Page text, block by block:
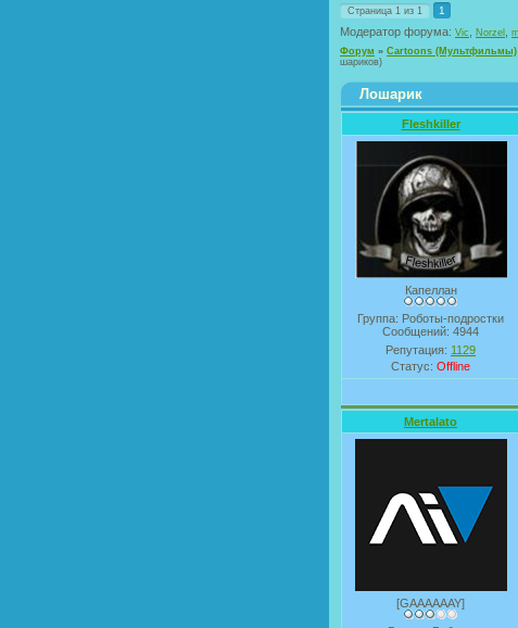
Страница 1 из 1 1
Модератор форума: Vic Norzel
Форум » Cartoons (Мультфильмы)
шариков)
Лошарик
Fleshkiller
Капеллан
Группа: Роботы-подростки
Сообщений: 4944
Репутация: 1129
Статус: Offline
Mertalato
[GAAAAAAY]